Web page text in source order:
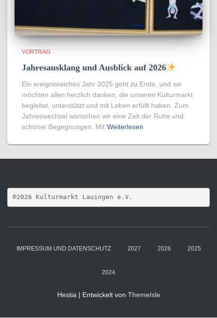
VORTRAG
Jahresausklang und Ausblick auf 2026
Ein ereignisreiches Jahr 2025 geht zu Ende, und wir
möchten allen herzlich danken, die unseren Kulturmarkt
begleitet, unterstützt und mit Leben erfüllt haben. Zum
Jahreswechsel wünschen wir eine Zeit der Ruhe und
schöner Begegnungen. Mit Weiterlesen
©2026 Kulturmarkt Lauingen e.V.
IMPRESSUM UND DATENSCHUTZ 2027 2026 2025
2024
Hestia | Entwickelt von ThemeIsle